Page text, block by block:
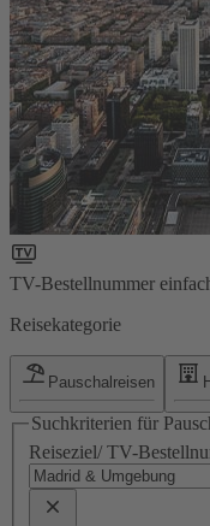
TV-Bestellnummer
Reisekategorie
Pauschalreisen
Suchkriterien für
Reiseziel/ TV-